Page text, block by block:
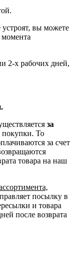
устроят, вы можете
момента
2-х рабочих дней,
за
покупки. То
за счет
товара на наш
посылку в
и товара
после возврата